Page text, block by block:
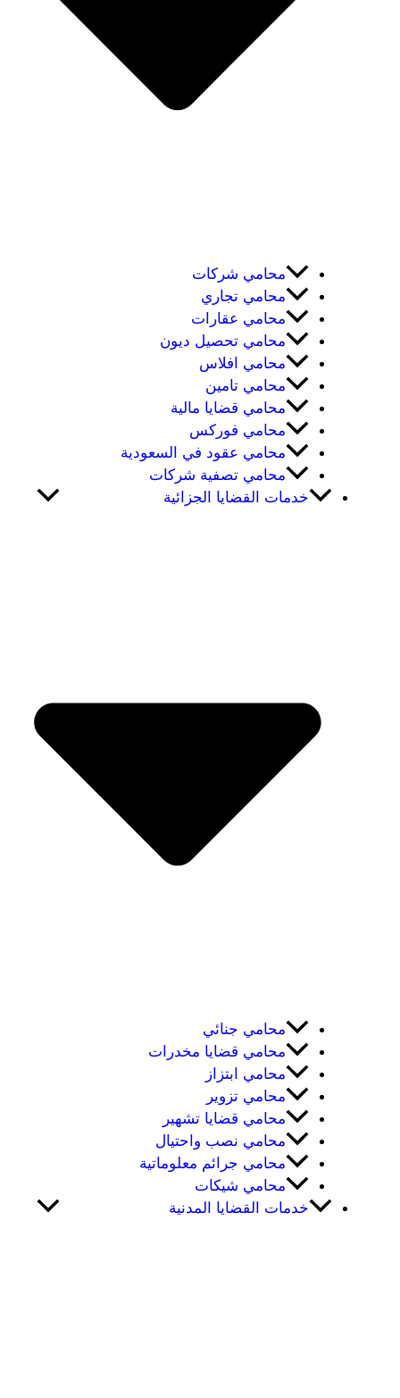
محامي شركات
محامي تجاري
محامي عقارات
محامي تحصيل ديون
محامي افلاس
محامي تامين
محامي قضايا مالية
محامي فوركس
محامي عقود في السعودية
محامي تصفية شركات
خدمات القضايا الجزائية
محامي جنائي
محامي قضايا مخدرات
محامي ابتزاز
محامي تزوير
محامي قضايا تشهير
محامي نصب واحتيال
محامي جرائم معلوماتية
محامي شيكات
خدمات القضايا المدنية